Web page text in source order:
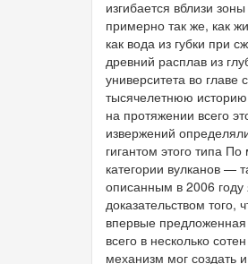
изгибается вблизи
примерно так же, как
как вода из губки при
древний расплав из
университета во
тысячелетнюю
на протяжении всего
извержений
гигантом этого типа
категории вулканов
описанным в 2006
доказательством
впервые
всего в несколько
механизм мог создать